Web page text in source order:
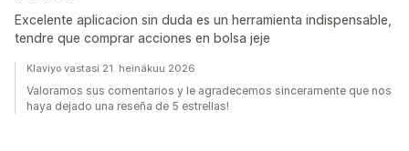
Excelente aplicacion sin duda es un herramienta indispensable,
tendre que comprar acciones en bolsa jeje
Klaviyo vastasi 21. heinäkuu 2026
Valoramos sus comentarios y le agradecemos sinceramente que nos
haya dejado una reseña de 5 estrellas!